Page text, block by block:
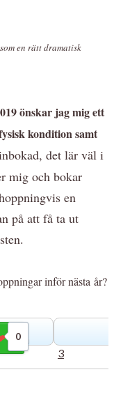
en rätt dramatisk
önskar jag mig ett
kondition samt
det lär väl i
mig och bokar
en
på att få ta ut
inför nästa år?
0
Gilla
3